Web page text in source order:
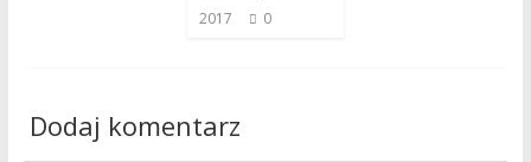
2017
0
Dodaj komentarz